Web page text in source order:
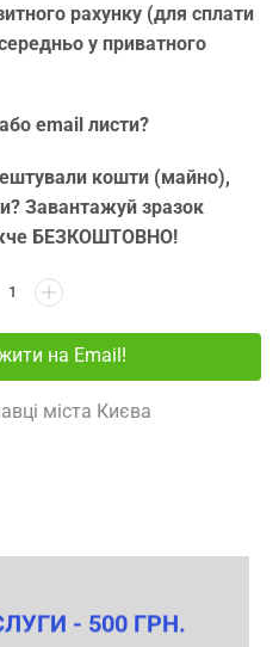
рахунку (для сплати
у приватного
email листи?
кошти (майно),
Завантажуй зразок
БЕЗКОШТОВНО!
на Email!
міста Києва
- 500 ГРН.